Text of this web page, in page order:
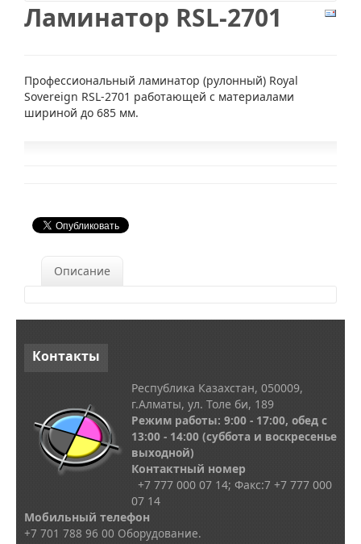
Ламинатор RSL-2701
Профессиональный ламинатор (рулонный) Royal
Sovereign RSL-2701 работающей с материалами
шириной до 685 мм.
Описание
Контакты
Республика Казахстан, 050009,
г.Алматы, ул. Толе би, 189
Режим работы: 9:00 - 17:00, обед с
13:00 - 14:00 (суббота и воскресенье
выходной)
Контактный номер
+7 777 000 07 14; Факс:7 +7 777 000
07 14
Мобильный телефон
+7 701 788 96 00 Оборудование.